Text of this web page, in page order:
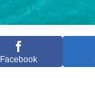
Facebook